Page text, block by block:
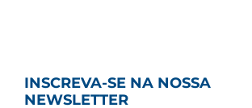
INSCREVA-SE NA NOSSA
NEWSLETTER